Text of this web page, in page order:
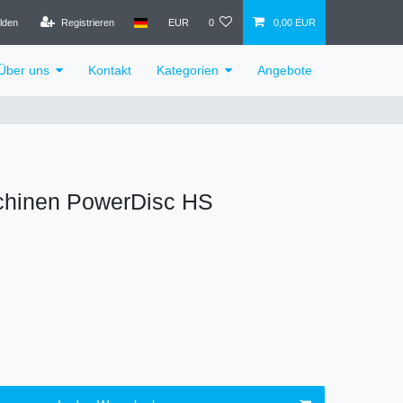
Registrieren EUR 0 0,00 EUR
uns Kontakt Kategorien Angebote
PowerDisc HS